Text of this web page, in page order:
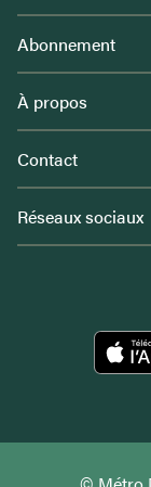
Abonnement
À propos
Contact
Réseaux sociaux